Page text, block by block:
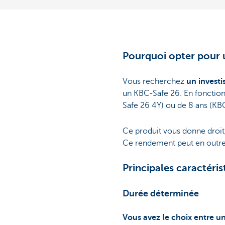
Pourquoi opter pour
Vous recherchez un
un KBC-Safe 26. En
Safe 26 4Y) ou de 8 ans
Ce produit vous donne
Ce rendement peut en
Principales
Durée déterminée
Vous avez le choix entre